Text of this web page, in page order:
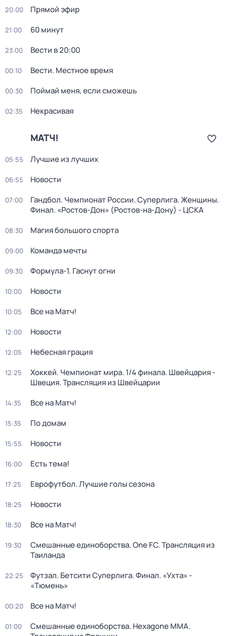
20:00 Прямой эфир
21:00 60 минут
23:00 Вести в 20:00
00:10 Вести. Местное время
00:30 Поймай меня, если сможешь
02:35 Некрасивая
МАТЧ!
05:55 Лучшие из лучших
06:55 Новости
07:00
Гандбол. Чемпионат России. Суперлига. Женщины.
Финал. «Ростов-Дон» (Ростов-на-Дону) - ЦСКА
08:30 Магия большого спорта
09:00 Команда мечты
09:30 Формула-1. Гаснут огни
10:00 Новости
10:05 Все на Матч!
12:00 Новости
12:05 Небесная грация
12:25
Хоккей. Чемпионат мира. 1/4 финала. Швейцария -
Швеция. Трансляция из Швейцарии
14:35 Все на Матч!
15:35 По домам
15:55 Новости
16:00 Есть тема!
17:25 Еврофутбол. Лучшие голы сезона
18:25 Новости
18:30 Все на Матч!
19:30
Смешанные единоборства. One FC. Трансляция из
Таиланда
22:25
Футзал. Бетсити Суперлига. Финал. «Ухта» -
«Тюмень»
00:20 Все на Матч!
01:00
Смешанные единоборства. Hexagone MMA.